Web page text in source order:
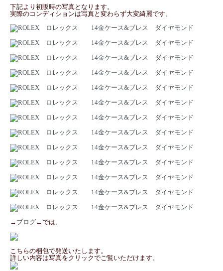
下記より初販時の写真となります。
実際のコンディションは写真と変わらず大変綺麗です。
→ ブログ←では、
こちらの梱包で発送いたします。
詳しい内容は写真をクリックでご覧いただけます。